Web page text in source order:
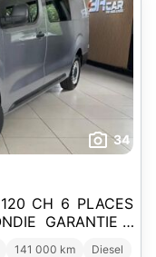
34
GARANTIE 1
141 000 km
Diesel